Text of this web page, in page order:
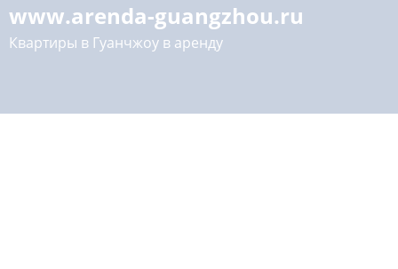
www.arenda-guangzhou.ru
Квартиры в Гуанчжоу в аренду